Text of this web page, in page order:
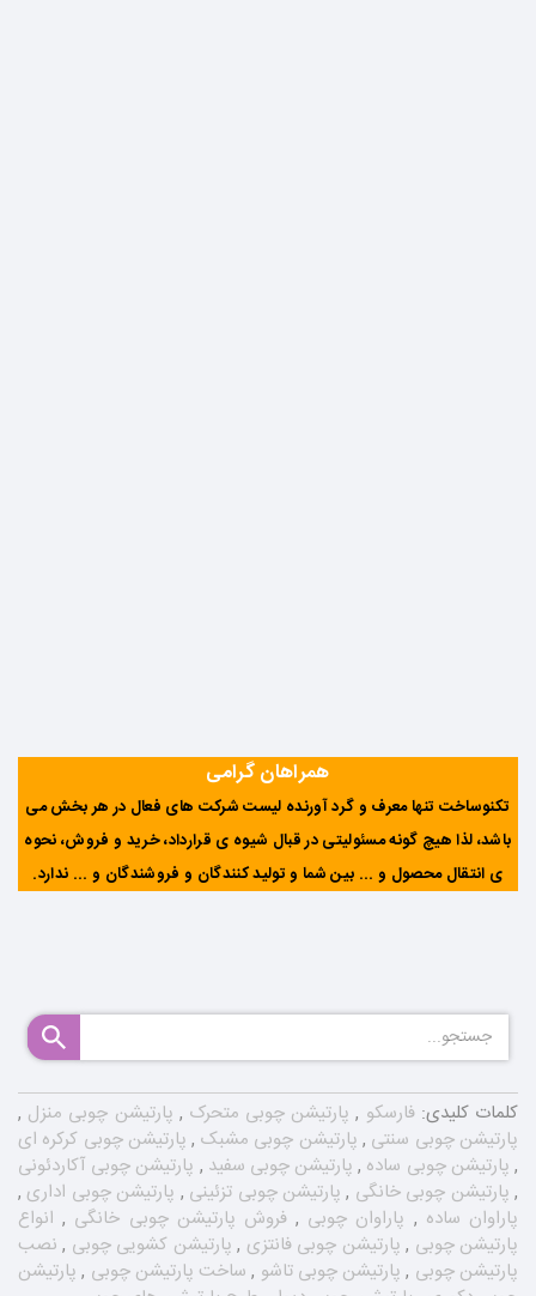
همراهان گرامی
تکنوساخت تنها معرف و گرد آورنده لیست شرکت های فعال در هر بخش می
باشد، لذا هیچ گونه مسئولیتی در قبال شیوه ی قرارداد، خرید و فروش، نحوه
ی انتقال محصول و ... بین شما و تولید کنندگان و فروشندگان و ... ندارد.
کلمات کلیدی:فارسکو , پارتیشن چوبی متحرک , پارتیشن چوبی منزل ,
پارتیشن چوبی سنتی , پارتیشن چوبی مشبک , پارتیشن چوبی کرکره ای
, پارتیشن چوبی ساده , پارتیشن چوبی سفید , پارتیشن چوبی آکاردئونی
, پارتیشن چوبی خانگی , پارتیشن چوبی تزئینی , پارتیشن چوبی اداری ,
پاراوان ساده , پاراوان چوبی ,فروش پارتیشن چوبی خانگی , انواع
پارتیشن چوبی , پارتیشن چوبی فانتزی , پارتیشن کشویی چوبی , نصب
پارتیشن چوبی , پارتیشن چوبی تاشو , ساخت پارتیشن چوبی , پارتیشن